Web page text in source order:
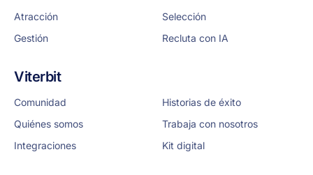
Atracción
Selección
Gestión
Recluta con IA
Viterbit
Comunidad
Historias de éxito
Quiénes somos
Trabaja con nosotros
Integraciones
Kit digital